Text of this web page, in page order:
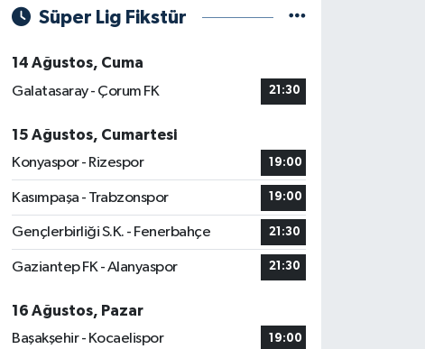
Süper Lig Fikstür
14 Ağustos, Cuma
Galatasaray - Çorum FK
21:30
15 Ağustos, Cumartesi
Konyaspor - Rizespor
19:00
Kasımpaşa - Trabzonspor 19:00
Gençlerbirliği S.K. - Fenerbahçe 21:30
Gaziantep FK - Alanyaspor 21:30
16 Ağustos, Pazar
Başakşehir - Kocaelispor
19:00